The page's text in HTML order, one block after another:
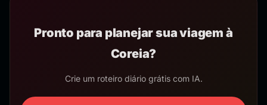
Pronto para planejar sua viagem à
Coreia?
Crie um roteiro diário grátis com IA.